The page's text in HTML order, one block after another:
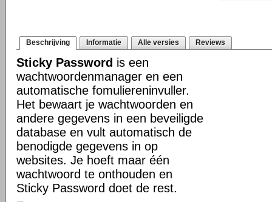
Beschrijving Informatie Alle versies Reviews
Sticky Password is een
wachtwoordenmanager en een
automatische fomuliereninvuller.
Het bewaart je wachtwoorden en
andere gegevens in een beveiligde
database en vult automatisch de
benodigde gegevens in op
websites. Je hoeft maar één
wachtwoord te onthouden en
Sticky Password doet de rest.